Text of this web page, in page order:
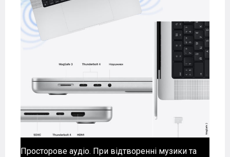
Просторове аудіо. При відтворенні музики та